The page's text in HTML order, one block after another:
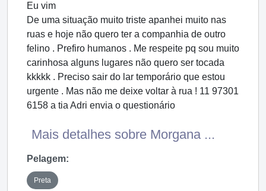
Eu vim
De uma situação muito triste apanhei muito nas
ruas e hoje não quero ter a companhia de outro
felino . Prefiro humanos . Me respeite pq sou muito
carinhosa alguns lugares não quero ser tocada
kkkkk . Preciso sair do lar temporário que estou
urgente . Mas não me deixe voltar à rua ! 11 97301
6158 a tia Adri envia o questionário
Mais detalhes sobre Morgana ...
Pelagem:
Preta